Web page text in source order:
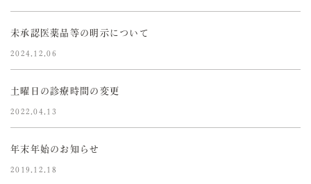
未承認医薬品等の明示について
2024.12.06
土曜日の診療時間の変更
2022.04.13
年末年始のお知らせ
2019.12.18